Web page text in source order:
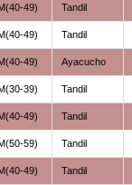
49) Tandil
49) Tandil
49) Ayacucho
39) Tandil
49) Tandil
59) Tandil
49) Tandil